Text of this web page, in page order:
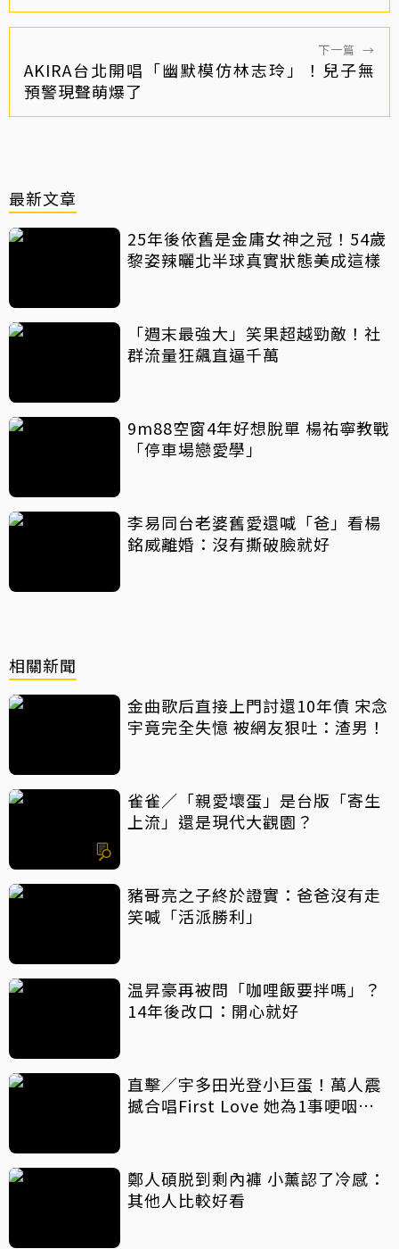
下一篇 →
AKIRA台北開唱「幽默模仿林志玲」！兒子無
預警現聲萌爆了
最新文章
25年後依舊是金庸女神之冠！54歲
黎姿辣曬北半球真實狀態美成這樣
「週末最強大」笑果超越勁敵！社
群流量狂飆直逼千萬
9m88空窗4年好想脫單 楊祐寧教戰
「停車場戀愛學」
李易同台老婆舊愛還喊「爸」看楊
銘威離婚：沒有撕破臉就好
相關新聞
金曲歌后直接上門討還10年債 宋念
宇竟完全失憶 被網友狠吐：渣男！
雀雀／「親愛壞蛋」是台版「寄生
上流」還是現代大觀園？
豬哥亮之子終於證實：爸爸沒有走
笑喊「活派勝利」
温昇豪再被問「咖哩飯要拌嗎」？
14年後改口：開心就好
直擊／宇多田光登小巨蛋！萬人震
撼合唱First Love 她為1事哽咽致
鄭人碩脱到剩內褲 小薰認了冷感：
其他人比較好看